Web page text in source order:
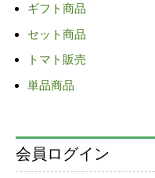
シ
ョ
ン
ギフト商品
セット商品
トマト販売
単品商品
会員ログイン